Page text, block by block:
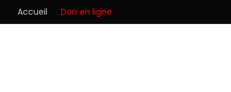
Accueil Don en ligne